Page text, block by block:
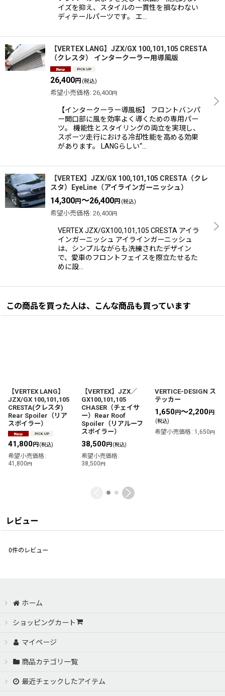
イズを抑え、スタイルの一貫性を損なわない
ディテールパーツです。 エ…
【VERTEX LANG】JZX/GX 100,101,105 CRESTA
（クレスタ） インタークーラー用導風版
26,400円 (税込)
希望小売価格: 26,400円
【インタークーラー導風板】 フロントバンパ
ー開口部に風を効率よく導くための専用パー
ツ。 機能性とスタイリングの両立を実現し、
スポーツ走行における冷却性能を高める効果
があります。 LANGらしい“…
【VERTEX】JZX/GX 100,101,105 CRESTA（クレ
スタ）EyeLine（アイラインガーニッシュ）
14,300円～26,400円 (税込)
希望小売価格: 26,400円
VERTEX JZX/GX100,101,105 CRESTA アイラ
インガーニッシュ アイラインガーニッシュ
は、シンプルながらも洗練されたデザイン
で、愛車のフロントフェイスを際立たせるた
めに設…
この商品を買った人は、こんな商品も買っています
【VERTEX LANG】
JZX/GX 100,101,105
CRESTA(クレスタ)
Rear Spoiler（リア
スポイラー）
41,800円(税込)
希望小売価格 :
41,800円
【VERTEX】JZX／
GX100,101,105
CHASER（チェイサ
ー）Rear Roof
Spoiler（リアルーフ
スポイラー）
38,500円(税込)
希望小売価格 :
38,500円
VERTICE-DESIGN ス
テッカー
1,650円～2,200円
(税込)
希望小売価格 : 1,650円
レビュー
0件のレビュー
ホーム
ショッピングカート
マイページ
商品カテゴリ一覧
最近チェックしたアイテム